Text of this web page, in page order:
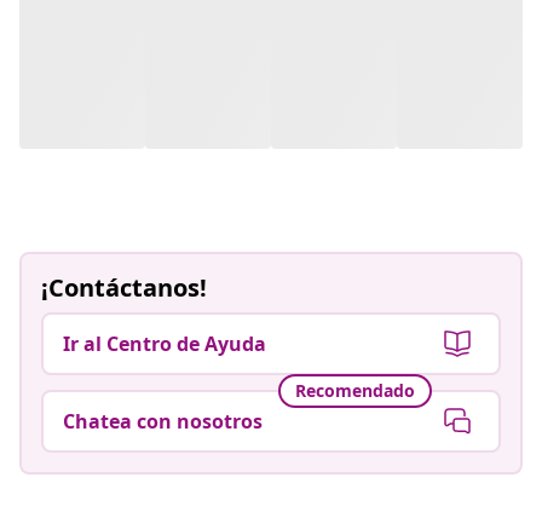
Vive mejor por menos
Métodos de pago aceptados